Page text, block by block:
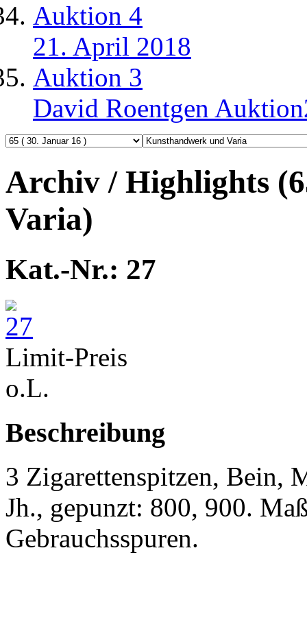
Auktion 4
21. April 2018
Auktion 3
David Roentgen
Archiv / Highlights
Varia)
Kat.-Nr.: 27
Limit-Preis
o.L.
Beschreibung
3 Zigarettenspitzen, Bein,
Jh., gepunzt: 800, 900.
Gebrauchsspuren.